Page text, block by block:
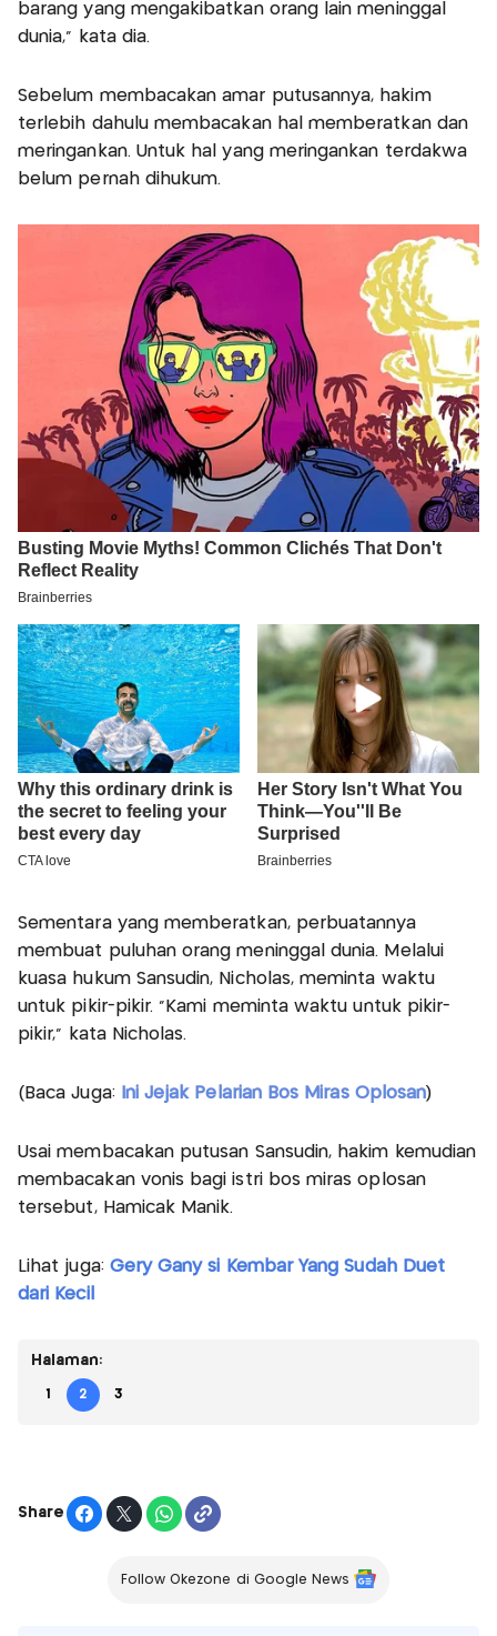
barang yang mengakibatkan orang lain meninggal
dunia," kata dia.
Sebelum membacakan amar putusannya, hakim
terlebih dahulu membacakan hal memberatkan dan
meringankan. Untuk hal yang meringankan terdakwa
belum pernah dihukum.
Sementara yang memberatkan, perbuatannya
membuat puluhan orang meninggal dunia. Melalui
kuasa hukum Sansudin, Nicholas, meminta waktu
untuk pikir-pikir. "Kami meminta waktu untuk pikir-
pikir," kata Nicholas.
(Baca Juga: Ini Jejak Pelarian Bos Miras Oplosan)
Usai membacakan putusan Sansudin, hakim kemudian
membacakan vonis bagi istri bos miras oplosan
tersebut, Hamicak Manik.
Lihat juga: Gery Gany si Kembar Yang Sudah Duet
dari Kecil
Halaman:
1 2 3
Share
Follow Okezone di Google News